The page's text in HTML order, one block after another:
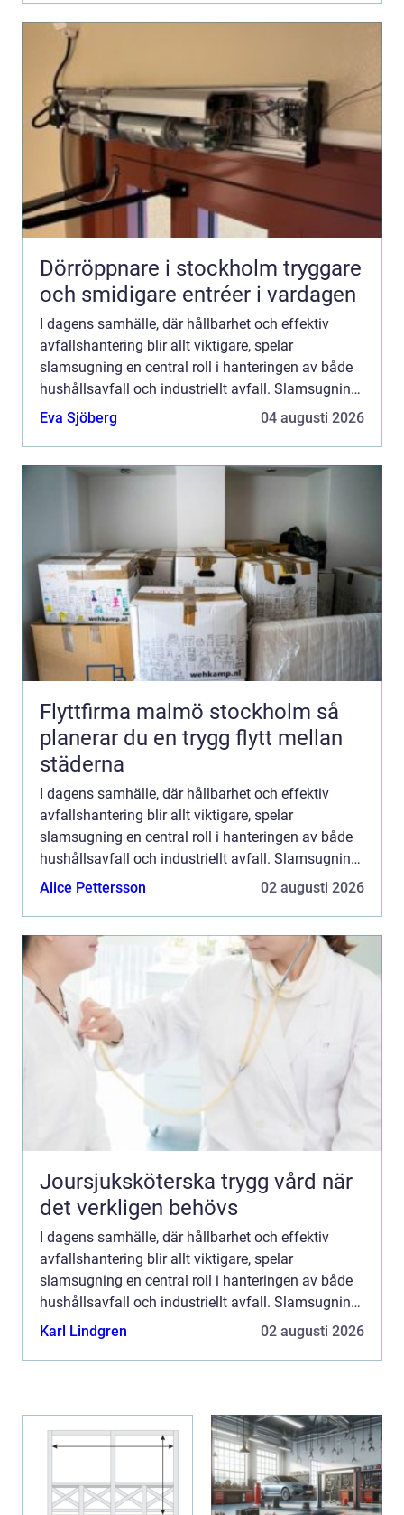
Dörröppnare i stockholm tryggare
och smidigare entréer i vardagen
I dagens samhälle, där hållbarhet och effektiv
avfallshantering blir allt viktigare, spelar
slamsugning en central roll i hanteringen av både
hushållsavfall och industriellt avfall. Slamsugning,
en process som involverar b...
Eva Sjöberg 04 augusti 2026
Flyttfirma malmö stockholm så
planerar du en trygg flytt mellan
städerna
I dagens samhälle, där hållbarhet och effektiv
avfallshantering blir allt viktigare, spelar
slamsugning en central roll i hanteringen av både
hushållsavfall och industriellt avfall. Slamsugning,
en process som involverar b...
Alice Pettersson 02 augusti 2026
Joursjuksköterska trygg vård när
det verkligen behövs
I dagens samhälle, där hållbarhet och effektiv
avfallshantering blir allt viktigare, spelar
slamsugning en central roll i hanteringen av både
hushållsavfall och industriellt avfall. Slamsugning,
en process som involverar b...
Karl Lindgren 02 augusti 2026